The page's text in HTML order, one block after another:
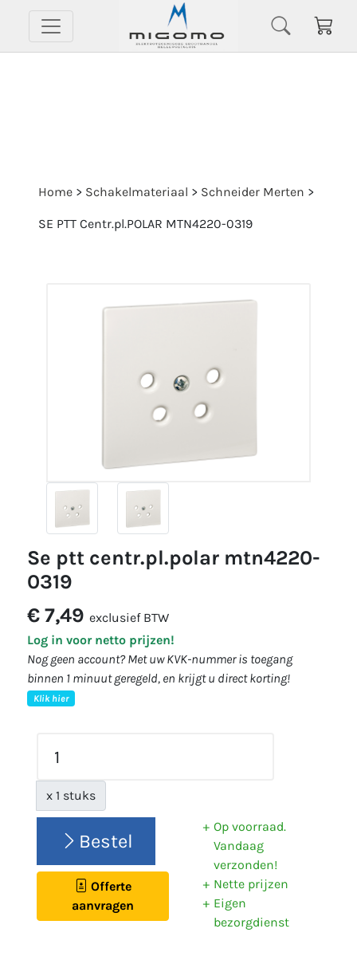
Home > Schakelmateriaal > Schneider Merten >
SE PTT Centr.pl.POLAR MTN4220-0319
se ptt centr.pl.polar mtn4220-
0319
€ 7,49 exclusief BTW
Log in voor netto prijzen!
Nog geen account? Met uw KVK-nummer is toegang
binnen 1 minuut geregeld, en krijgt u direct korting!
Klik hier
x 1 stuks
Bestel
Offerte
aanvragen
Op voorraad.
Vandaag
verzonden!
Nette prijzen
Eigen
bezorgdienst